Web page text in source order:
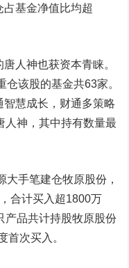
基金净值比均超
人神也获资本青睐。
该股的基金共63家。
慧成长，财通多策略
人神，其中持有数量最
手笔建仓牧原股份，
合计买入超1800万
产品共计持股牧原股份
首次买入。